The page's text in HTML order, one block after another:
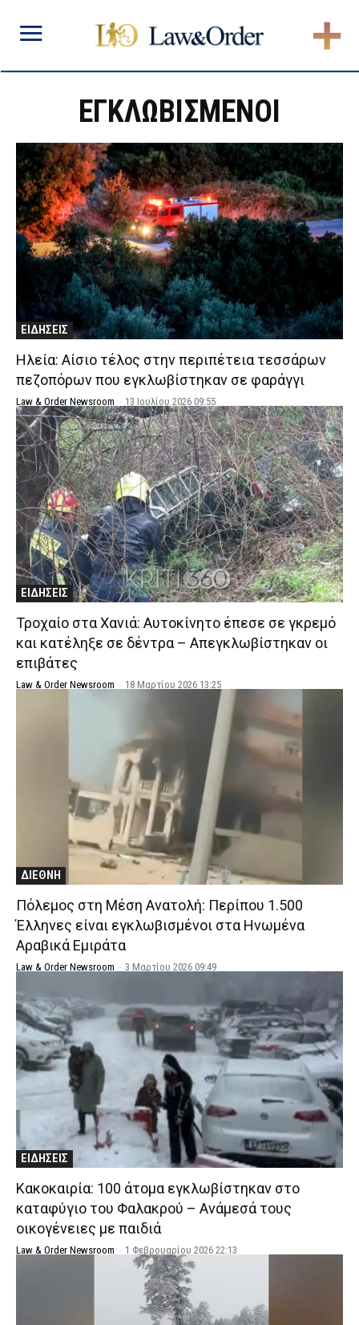
ΕΓΚΛΩΒΙΣΜΕΝΟΙ
ΕΙΔΗΣΕΙΣ
Ηλεία: Αίσιο τέλος στην περιπέτεια τεσσάρων
πεζοπόρων που εγκλωβίστηκαν σε φαράγγι
Law & Order Newsroom - 13 Ιουλίου 2026 09:55
ΕΙΔΗΣΕΙΣ
Τροχαίο στα Χανιά: Αυτοκίνητο έπεσε σε γκρεμό
και κατέληξε σε δέντρα – Απεγκλωβίστηκαν οι
επιβάτες
Law & Order Newsroom - 18 Μαρτίου 2026 13:25
ΔΙΕΘΝΗ
Πόλεμος στη Μέση Ανατολή: Περίπου 1.500
Έλληνες είναι εγκλωβισμένοι στα Ηνωμένα
Αραβικά Εμιράτα
Law & Order Newsroom - 3 Μαρτίου 2026 09:49
ΕΙΔΗΣΕΙΣ
Κακοκαιρία: 100 άτομα εγκλωβίστηκαν στο
καταφύγιο του Φαλακρού – Ανάμεσά τους
οικογένειες με παιδιά
Law & Order Newsroom - 1 Φεβρουαρίου 2026 22:13